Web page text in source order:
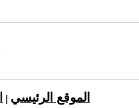
الموقع الرئيسي